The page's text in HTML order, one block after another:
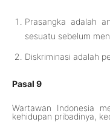
Prasangka adalah
sesuatu sebelum
Diskriminasi adalah
Pasal 9
Wartawan Indonesia
kehidupan pribadinya,